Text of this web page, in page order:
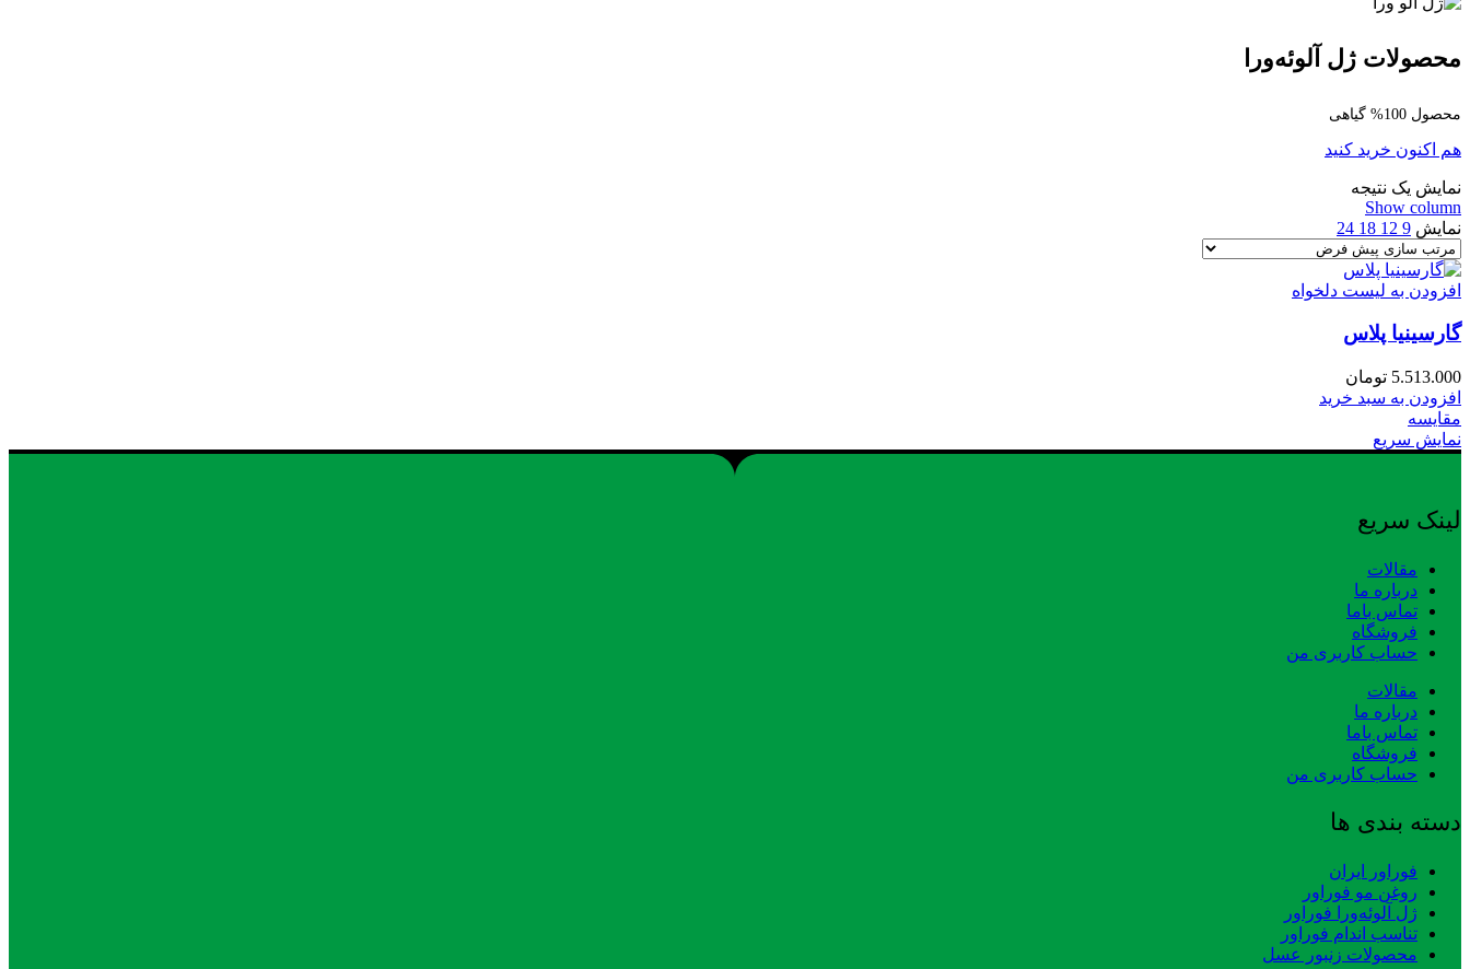
محصولات ژل آلوئه‌ورا
محصول 100% گیاهی
هم اکنون خرید کنید
نمایش یک نتیجه
Show column
نمایش 9
12
18
24
افزودن به لیست دلخواه
گارسینیا پلاس
5.513.000 تومان
افزودن به سبد خرید
مقایسه
نمایش سریع
لینک سریع
مقالات
درباره ما
تماس باما
فروشگاه
حساب کاربری من
مقالات
درباره ما
تماس باما
فروشگاه
حساب کاربری من
دسته بندی ها
فوراور ایران
روغن مو فوراور
ژل آلوئه‌ورا فوراور
تناسب اندام فوراور
محصولات زنبور عسل